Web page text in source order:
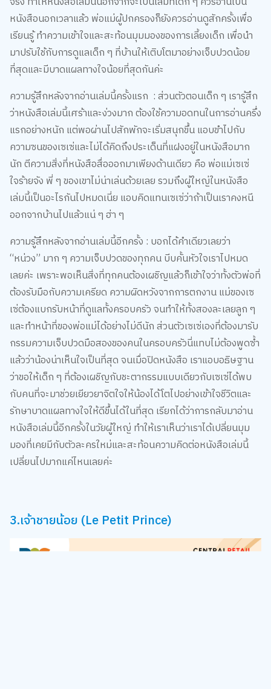
หนังสือนอกเวลาแล้ว พ่อแม่ผู้ปกครองก็ยังควรอ่านดูสักครั้งเพื่อ
เรียนรู้ ทำความเข้าใจและสะท้อนมุมมองของการเลี้ยงเด็ก เพื่อนำ
มาปรับใช้กับการดูแลเด็ก ๆ ที่บ้านให้เติบโตมาอย่างเจ็บปวดน้อย
ที่สุดและมีบาดแผลทางใจน้อยที่สุดกันค่ะ
ความรู้สึกหลังจากอ่านเล่มนี้ครั้งแรก : ส่วนตัวตอนเด็ก ๆ เรารู้สึก
ว่าหนังสือเล่มนี้เศร้าและง่วงมาก ต้องใช้ความอดทนในการอ่านครึ่ง
แรกอย่างหนัก แต่พอผ่านไปสักพักจะเริ่มสนุกขึ้น แอบขำไปกับ
ความซนของเซเซ่และไม่ได้คิดถึงประเด็นที่แฝงอยู่ในหนังสือมาก
นัก ตีความสิ่งที่หนังสือสื่อออกมาเพียงด้านเดียว คือ พ่อแม่เซเซ่
ใจร้ายจัง พี่ ๆ ของเขาไม่น่าเล่นด้วยเลย รวมถึงผู้ใหญ่ในหนังสือ
เล่มนี้เป็นอะไรกันไปหมดเนี่ย แอบคิดแทนเซเซ่ว่าถ้าเป็นเราคงหนี
ออกจากบ้านไปแล้วแน่ ๆ ฮ่า ๆ
ความรู้สึกหลังจากอ่านเล่มนี้อีกครั้ง : บอกได้คำเดียวเลยว่า
“หน่วง” มาก ๆ ความเจ็บปวดของทุกคน บีบคั้นหัวใจเราไปหมด
เลยค่ะ เพราะพอเห็นสิ่งที่ทุกคนต้องเผชิญแล้วก็เข้าใจว่าทั้งตัวพ่อที่
ต้องรับมือกับความเครียด ความผิดหวังจากการตกงาน แม่ของเซ
เซ่ต้องแบกรับหน้าที่ดูแลทั้งครอบครัว จนทำให้ทั้งสองละเลยลูก ๆ
และทำหน้าที่ของพ่อแม่ได้อย่างไม่ดีนัก ส่วนตัวเซเซ่เองที่ต้องมารับ
กรรมความเจ็บปวดมือสองของคนในครอบครัวนี่แทบไม่ต้องพูดซ้ำ
แล้วว่าน้องน่าเห็นใจเป็นที่สุด จนเมื่อปิดหนังสือ เราแอบอธิษฐาน
ว่าขอให้เด็ก ๆ ที่ต้องเผชิญกับชะตากรรมแบบเดียวกับเซเซ่ได้พบ
กับคนที่จะมาช่วยเยียวยาจิตใจให้น้องได้โตไปอย่างเข้าใจชีวิตและ
รักษาบาดแผลทางใจให้ดีขึ้นได้ในที่สุด เรียกได้ว่าการกลับมาอ่าน
หนังสือเล่มนี้อีกครั้งในวัยผู้ใหญ่ ทำให้เราเห็นว่าเราได้เปลี่ยนมุม
มองที่เคยมีกับตัวละครใหม่และสะท้อนความคิดต่อหนังสือเล่มนี้
เปลี่ยนไปมากแค่ไหนเลยค่ะ
3.เจ้าชายน้อย (Le Petit Prince)